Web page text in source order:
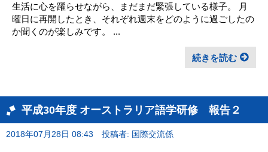
生活に心を躍らせながら、まだまだ緊張している様子。 月
曜日に再開したとき、それぞれ週末をどのように過ごしたの
か聞くのが楽しみです。 ...
続きを読む
平成30年度 オーストラリア語学研修 報告２
2018年07月28日 08:43 投稿者: 国際交流係